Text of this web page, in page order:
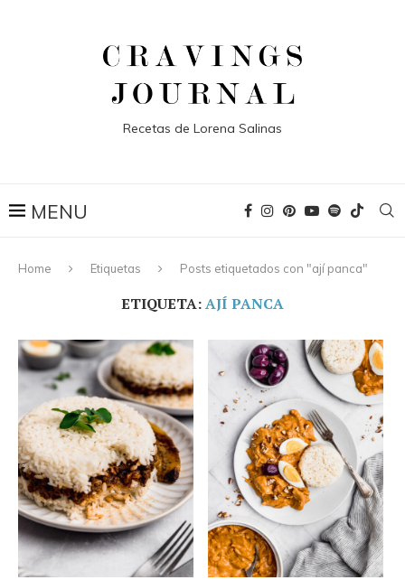
Recetas de Lorena Salinas
Home Etiquetas Posts etiquetados con "ají panca"
ETIQUETA:AJÍ PANCA